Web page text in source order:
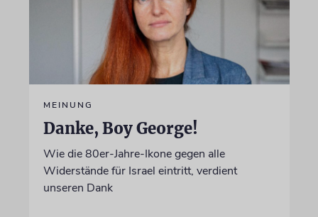
MEINUNG
Danke, Boy George!
Wie die 80er-Jahre-Ikone gegen alle
Widerstände für Israel eintritt, verdient
unseren Dank